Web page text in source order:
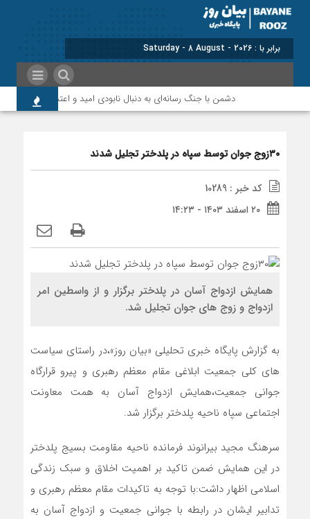
برابر با : Saturday - 8 August - 2026
دشمن با جنگ رسانه‌ای به دنبال نابودی امید و اعتماد مردم است
۳۰زوج جوان توسط سپاه در پلدختر تجلیل شدند
کد خبر : 10289
۲۰ اسفند ۱۴۰۳ - ۱۴:۲۳
همایش ازدواج آسان در پلدختر برگزار و از واسطین امر
ازدواج و زوج های جوان تجلیل شد.
به گزارش پایگاه خبری تحلیلی «بیان روز»،در راستای سیاست
های کلی جمعیت ابلاغی مقام معظم رهبری و پیرو قرارگاه
جوانی جمعیت،همایش ازدواج آسان به همت معاونت
اجتماعی سپاه ناحیه پلدختر برگزار شد.
سرهنگ مجید بیرانوند فرمانده ناحیه مقاومت بسیج پلدختر
در این همایش ضمن تاکید بر اهمیت اخلاق و سبک زندگی
اسلامی اظهار داشت:با توجه به تاکیدات مقام معظم رهبری و
تدابیر ایشان در رابطه با جوانی جمعیت و ازدواج آسان به